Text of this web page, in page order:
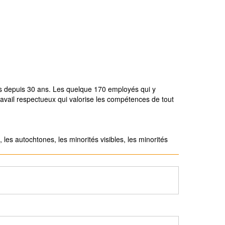
30 ans. Les quelque 170 employés qui y
respectueux qui valorise les compétences de tout
autochtones, les minorités visibles, les minorités